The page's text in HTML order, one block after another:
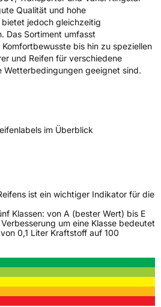
/ Alpine-Symbol Nein
(GPSR)
Qualität und hohe
jedoch gleichzeitig
Das Sortiment umfasst
bis hin zu speziellen
und Reifen für verschiedene
Wetterbedingungen geeignet sind.
im Überblick
ist ein wichtiger Indikator für die
Klassen: von A (bester Wert) bis E
um eine Klasse bedeutet
0,1 Liter Kraftstoff auf 100